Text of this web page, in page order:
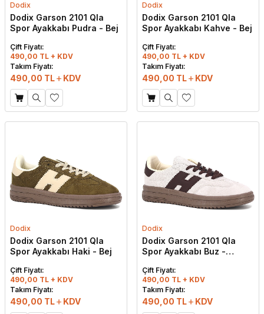
Dodix
Dodix Garson 2101 Qla
Spor Ayakkabı Pudra - Bej
Çift Fiyatı:
490,00 TL + KDV
Takım Fiyatı:
490,00 TL KDV
Dodix
Dodix Garson 2101 Qla
Spor Ayakkabı Kahve - Bej
Çift Fiyatı:
490,00 TL + KDV
Takım Fiyatı:
490,00 TL KDV
Dodix
Dodix Garson 2101 Qla
Spor Ayakkabı Haki - Bej
Çift Fiyatı:
490,00 TL + KDV
Takım Fiyatı:
490,00 TL KDV
Dodix
Dodix Garson 2101 Qla
Spor Ayakkabı Buz -
Çift Fiyatı:
490,00 TL + KDV
Takım Fiyatı:
490,00 TL KDV